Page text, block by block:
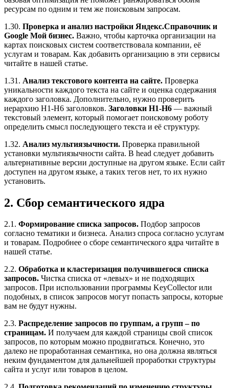
ресурсам по одним и тем же поисковым запросам.
1.30. Проверка и анализ настройки Яндекс.Справочник и
Google Мой бизнес. Важно, чтобы карточка организации на
картах поисковых систем соответствовала компании, её
услугам и товарам. Как добавить организацию в эти сервисы
читайте в нашей статье.
1.31. Анализ текстового контента на сайте. Проверка
уникальности каждого текста на сайте и оценка содержания
каждого заголовка. Дополнительно, нужно проверить
иерархию H1-H6 заголовков. Заголовки H1-H6 — важный
текстовый элемент, который помогает поисковому роботу
определить смысл последующего текста и её структуру.
1.32. Анализ мультиязычности. Проверка правильной
установки мультиязычности сайта. В head следует добавить
альтернативные версии доступные на другом языке. Если сайт
доступен на другом языке, а таких тегов нет, то их нужно
установить.
2. Сбор семантического ядра
2.1. Формирование списка запросов. Подбор запросов
согласно тематики и бизнеса. Анализ спроса согласно услугам
и товарам. Подробнее о сборе семантического ядра читайте в
нашей статье.
2.2. Обработка и кластеризация получившегося списка
запросов. Чистка списка от «левых» и не подходящих
запросов. При использовании программы KeyCollector или
подобных, в список запросов могут попасть запросы, которые
вам не будут нужны.
2.3. Распределение запросов по группам, а групп – по
страницам. И получаем для каждой страницы свой список
запросов, по которым можно продвигаться. Конечно, это
далеко не проработанная семантика, но она должна являться
неким фундаментом для дальнейшей проработки структуры
сайта и услуг или товаров в целом.